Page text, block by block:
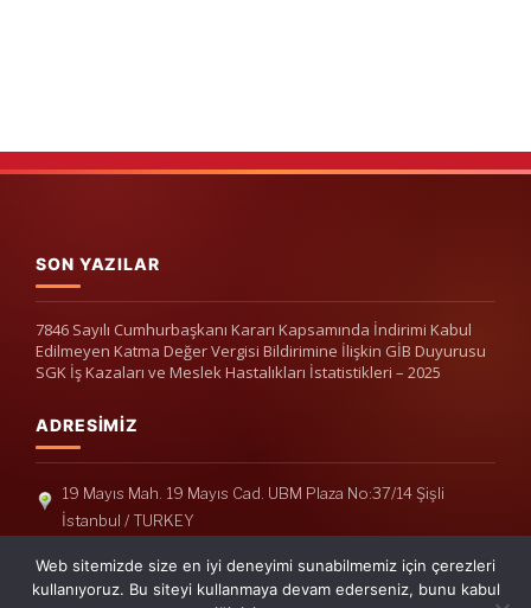
SON YAZILAR
7846 Sayılı Cumhurbaşkanı Kararı Kapsamında İndirimi Kabul
Edilmeyen Katma Değer Vergisi Bildirimine İlişkin GİB Duyurusu
SGK İş Kazaları ve Meslek Hastalıkları İstatistikleri – 2025
ADRESIMIZ
19 Mayıs Mah. 19 Mayıs Cad. UBM Plaza No:37/14 Şişli
İstanbul / TURKEY
Telefon: +90(212) 240 33 39
Telefon: +90(212) 248 19 36
Web sitemizde size en iyi deneyimi sunabilmemiz için çerezleri
kullanıyoruz. Bu siteyi kullanmaya devam ederseniz, bunu kabul